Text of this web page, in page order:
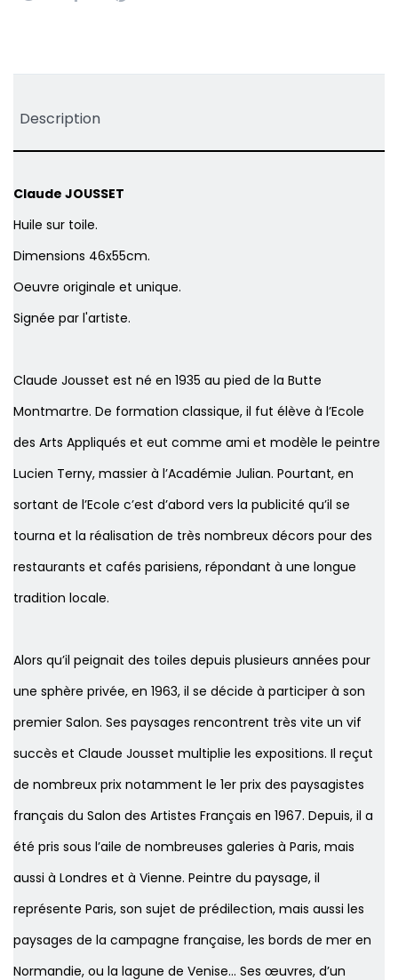
Description
Claude JOUSSET
Huile sur toile.
Dimensions 46x55cm.
Oeuvre originale et unique.
Signée par l'artiste.
Claude Jousset est né en 1935 au pied de la Butte
Montmartre. De formation classique, il fut élève à l’Ecole
des Arts Appliqués et eut comme ami et modèle le peintre
Lucien Terny, massier à l’Académie Julian. Pourtant, en
sortant de l’Ecole c’est d’abord vers la publicité qu’il se
tourna et la réalisation de très nombreux décors pour des
restaurants et cafés parisiens, répondant à une longue
tradition locale.
Alors qu’il peignait des toiles depuis plusieurs années pour
une sphère privée, en 1963, il se décide à participer à son
premier Salon. Ses paysages rencontrent très vite un vif
succès et Claude Jousset multiplie les expositions. Il reçut
de nombreux prix notamment le 1er prix des paysagistes
français du Salon des Artistes Français en 1967. Depuis, il a
été pris sous l’aile de nombreuses galeries à Paris, mais
aussi à Londres et à Vienne. Peintre du paysage, il
représente Paris, son sujet de prédilection, mais aussi les
paysages de la campagne française, les bords de mer en
Normandie, ou la lagune de Venise... Ses œuvres, d’un